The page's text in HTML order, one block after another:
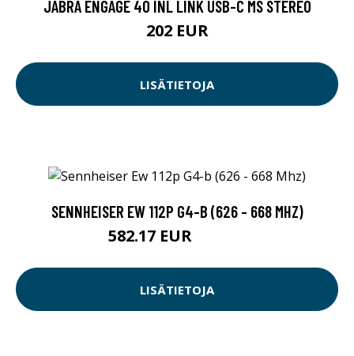
JABRA ENGAGE 40 INL LINK USB-C MS STEREO
202 EUR
LISÄTIETOJA
SENNHEISER EW 112P G4-B (626 - 668 MHZ)
582.17 EUR
LISÄTIETOJA